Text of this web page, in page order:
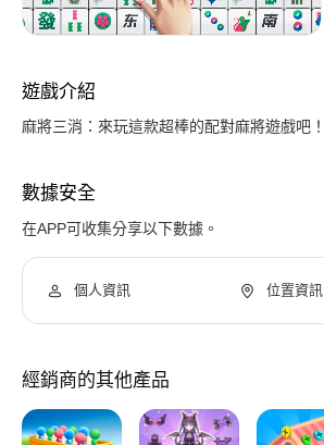
遊戲介紹
麻將三消：來玩這款超棒的配對麻將遊戲吧！
數據安全
在APP可收集分享以下數據。
個人資訊 位置資訊
經銷商的其他產品